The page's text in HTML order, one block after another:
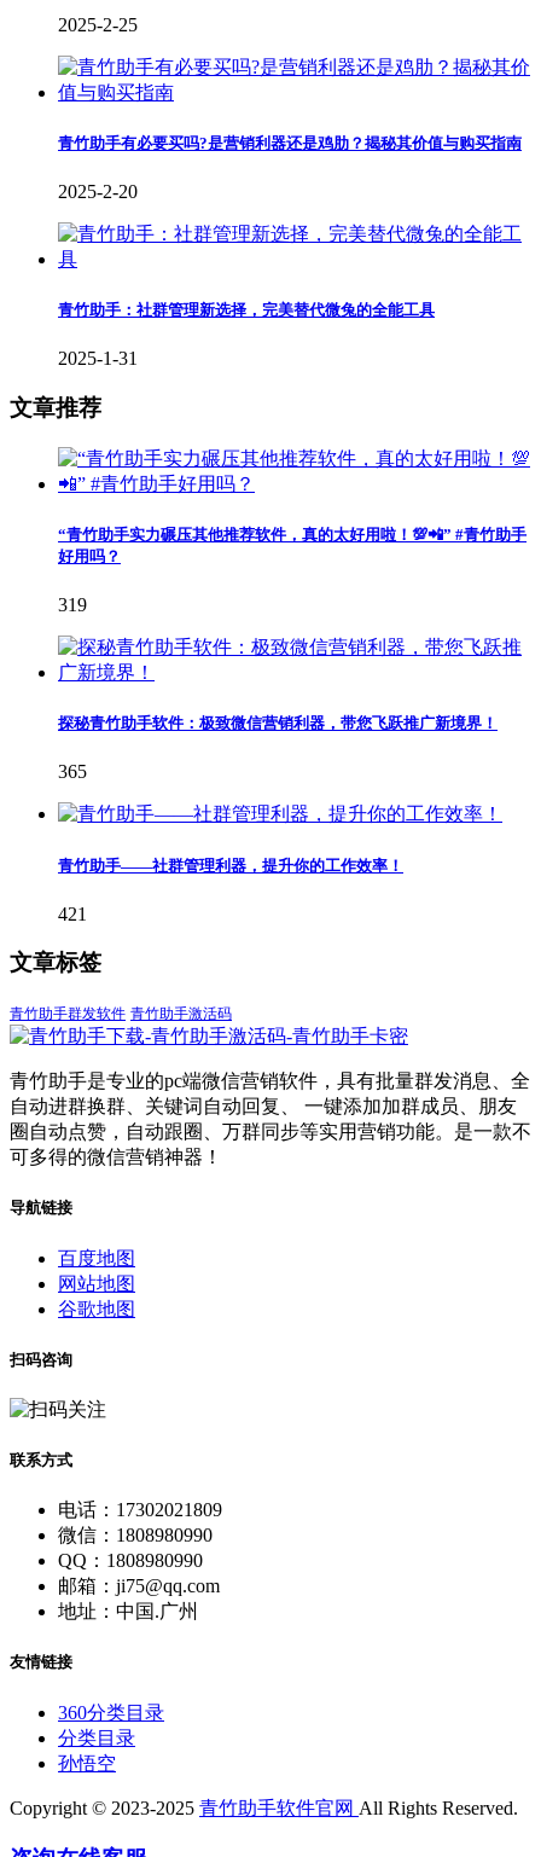
2025-2-25
青竹助手有必要买吗?是营销利器还是鸡肋？揭秘其价值与购买指南
2025-2-20
青竹助手：社群管理新选择，完美替代微兔的全能工具
2025-1-31
文章推荐
“青竹助手实力碾压其他推荐软件，真的太好用啦！💯📲” #青竹助手
好用吗？
319
探秘青竹助手软件：极致微信营销利器，带您飞跃推广新境界！
365
青竹助手——社群管理利器，提升你的工作效率！
421
文章标签
青竹助手群发软件 青竹助手激活码
青竹助手是专业的pc端微信营销软件，具有批量群发消息、全
自动进群换群、关键词自动回复、 一键添加加群成员、朋友
圈自动点赞，自动跟圈、万群同步等实用营销功能。是一款不
可多得的微信营销神器！
导航链接
百度地图
网站地图
谷歌地图
扫码咨询
联系方式
电话：17302021809
微信：1808980990
QQ：1808980990
邮箱：ji75@qq.com
地址：中国.广州
友情链接
360分类目录
分类目录
孙悟空
Copyright © 2023-2025 青竹助手软件官网 All Rights Reserved.